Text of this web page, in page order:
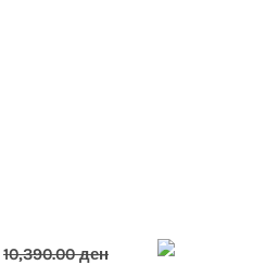
10,390.00ден